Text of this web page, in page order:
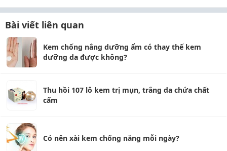
Bài viết liên quan
Kem chống nắng dưỡng ẩm có thay thế kem
dưỡng da được không?
Thu hồi 107 lô kem trị mụn, trắng da chứa chất
cấm
Có nên xài kem chống nắng mỗi ngày?